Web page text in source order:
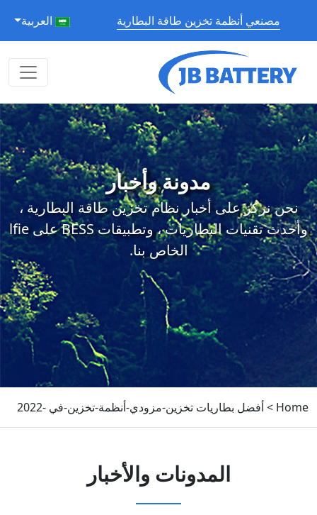
مصنعي أنظمة تخزين طاقة البطارية العربية
مدونة وأخبار
نحن نركز على أخبار نظام تخزين طاقة البطارية ،
وأحدث تقنيات البطاريات ، وتطبيقات BESS على lfie
الخاص بنا.
Home
>أفضل بطاريات تخزين-مزودي-أنظمة-تخزين-في -2022
المدونات والأخبار